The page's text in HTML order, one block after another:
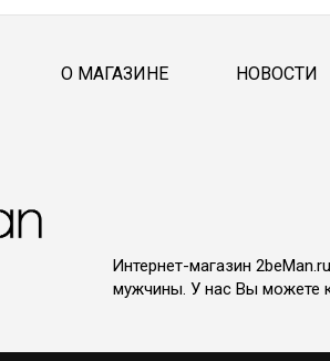
О МАГАЗИНЕ НОВОСТИ
Интернет-магазин
мужчины. У нас Вы можете